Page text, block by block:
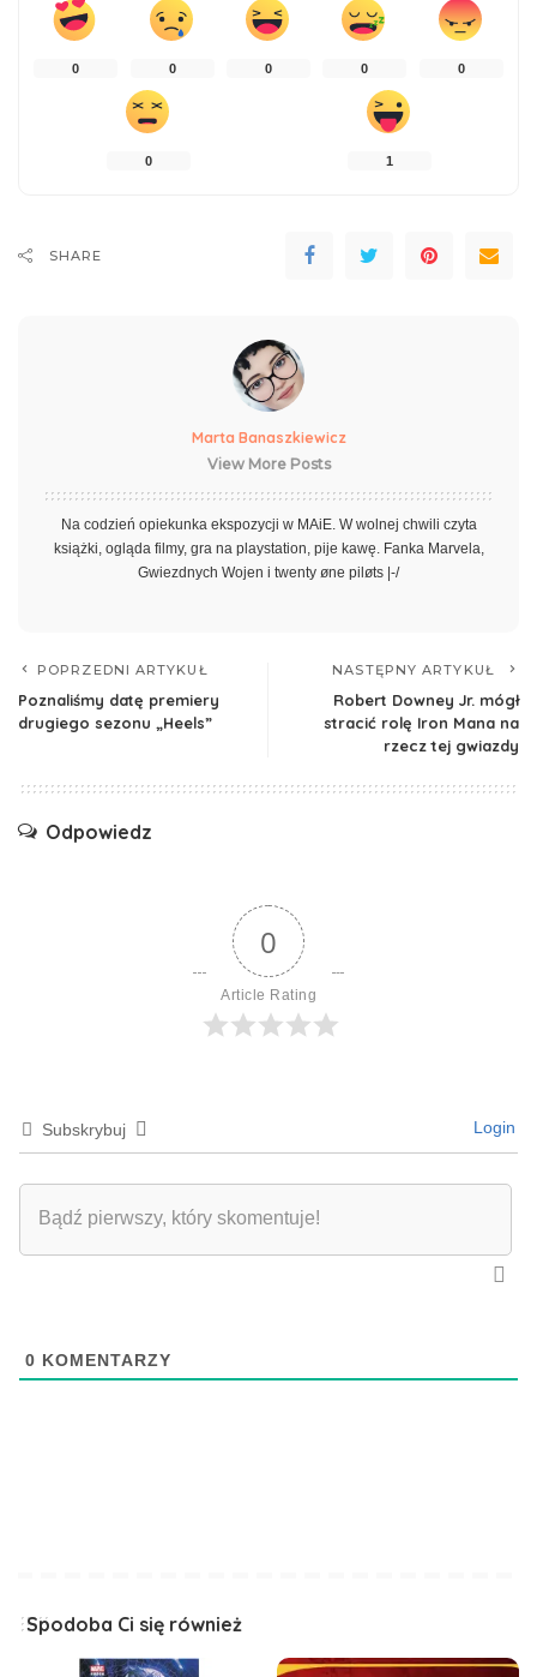
0 0 0 0 0
0 1
SHARE
Marta Banaszkiewicz
View More Posts
Na codzień opiekunka ekspozycji w MAiE. W wolnej chwili czyta
książki, ogląda filmy, gra na playstation, pije kawę. Fanka Marvela,
Gwiezdnych Wojen i twenty øne piløts |-/
POPRZEDNI ARTYKUŁ
Poznaliśmy datę premiery
drugiego sezonu „Heels”
NASTĘPNY ARTYKUŁ
Robert Downey Jr. mógł
stracić rolę Iron Mana na
rzecz tej gwiazdy
Odpowiedz
0
Article Rating
Subskrybuj Login
0 KOMENTARZY
Spodoba Ci się również